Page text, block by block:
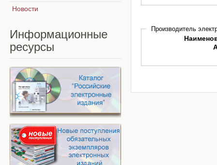
Производитель
Новости
Информационные
ресурсы